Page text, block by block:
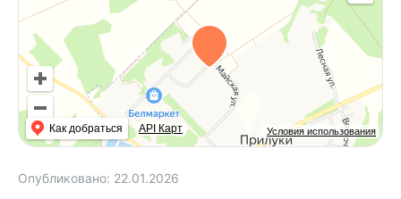
Условия использования
Как добраться API Карт
Опубликовано: 22.01.2026